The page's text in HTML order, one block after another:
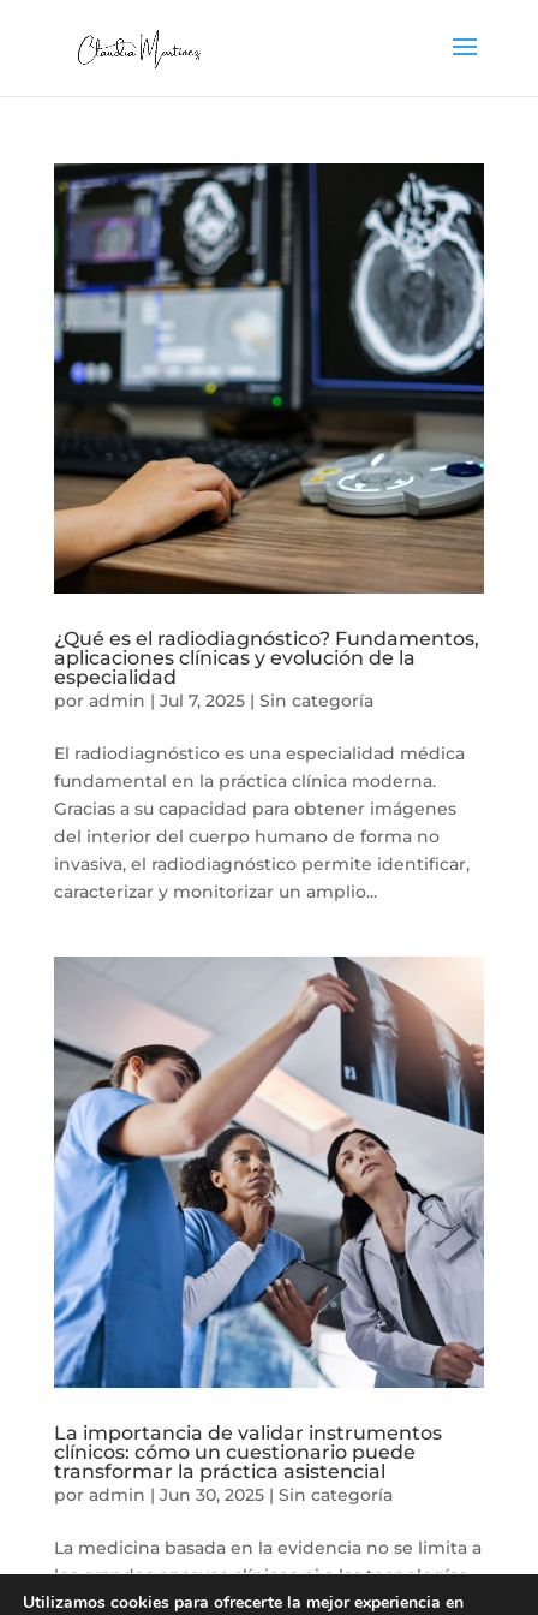
¿Qué es el radiodiagnóstico? Fundamentos,
aplicaciones clínicas y evolución de la
especialidad
por admin | Jul 7, 2025| Sin categoría
El radiodiagnóstico es una especialidad médica
fundamental en la práctica clínica moderna.
Gracias a su capacidad para obtener imágenes
del interior del cuerpo humano de forma no
invasiva, el radiodiagnóstico permite identificar,
caracterizar y monitorizar un amplio...
La importancia de validar instrumentos
clínicos: cómo un cuestionario puede
transformar la práctica asistencial
por admin | Jun 30, 2025| Sin categoría
La medicina basada en la evidencia no se limita a
los grandes ensayos clínicos ni a las tecnologías
más sofisticadas. En su núcleo, implica la
Utilizamos cookies para ofrecerte la mejor experiencia en